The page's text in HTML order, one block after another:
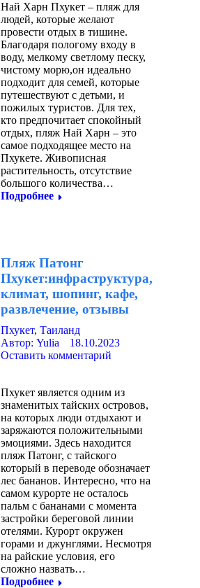
Най Харн Пхукет – пляж для
людей, которые желают
провести отдых в тишине.
Благодаря пологому входу в
воду, мелкому светлому песку,
чистому морю,он идеально
подходит для семей, которые
путешествуют с детьми, и
пожилых туристов. Для тех,
кто предпочитает спокойный
отдых, пляж Най Харн – это
самое подходящее место на
Пхукете. Живописная
растительность, отсутствие
большого количества…
Подробнее
Пляж Патонг
Пхукет:инфраструктура,
климат, шопинг, кафе,
развлечение, отзывы
Пхукет, Таиланд
Автор: Yulia
18.10.2023
Оставить комментарий
Пхукет является одним из
знаменитых тайских островов,
на которых люди отдыхают и
заряжаются положительными
эмоциями. Здесь находится
пляж Патонг, с тайского
который в переводе обозначает
лес бананов. Интересно, что на
самом курорте не осталось
пальм с бананами с момента
застройки береговой линии
отелями. Курорт окружен
горами и джунглями. Несмотря
на райские условия, его
сложно назвать…
Подробнее